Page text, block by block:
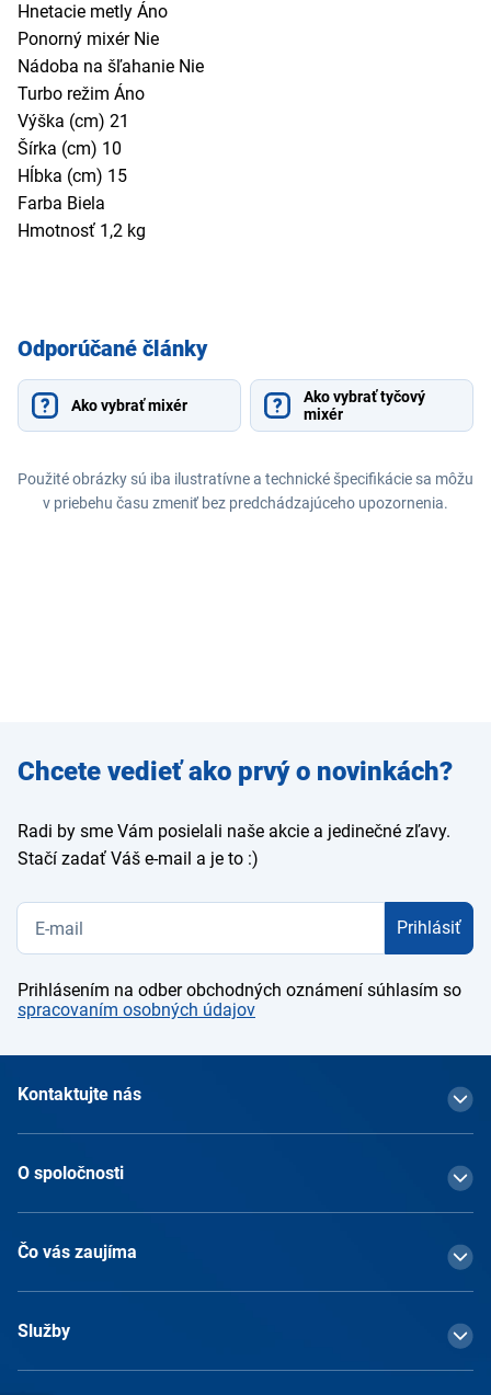
Hnetacie metly Áno
Ponorný mixér Nie
Nádoba na šľahanie Nie
Turbo režim Áno
Výška (cm) 21
Šírka (cm) 10
Hĺbka (cm) 15
Farba Biela
Hmotnosť 1,2 kg
Odporúčané články
Ako vybrať mixér
Ako vybrať tyčový
mixér
Použité obrázky sú iba ilustratívne a technické špecifikácie sa môžu
v priebehu času zmeniť bez predchádzajúceho upozornenia.
Zadajte
e-mail
Chcete vedieť ako prvý o novinkách?
Radi by sme Vám posielali naše akcie a jedinečné zľavy.
Stačí zadať Váš e-mail a je to :)
Prihlásiť
Prihlásením na odber obchodných oznámení súhlasím so
spracovaním osobných údajov
Kontaktujte nás
O spoločnosti
Čo vás zaujíma
Služby